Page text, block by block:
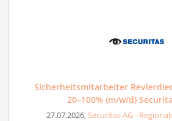
Sicherheitsmitarbeiter
20–100% (m/w/d)
27.07.2026,Securitas AG -